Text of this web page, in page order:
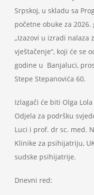
Search
for:
Srpskoj, u skladu sa
početne obuke za
„Izazovi u izradi nalaza
vještačenje“, koji će se
godine u Banjaluci,
Stepe Stepanovića 60.
Izlagači će biti Olga
Odjela za podršku
Luci i prof. dr sc. med.
Klinike za psihijatriju,
sudske psihijatrije.
Dnevni red: